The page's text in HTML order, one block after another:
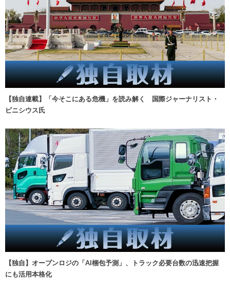
【独自連載】「今そこにある危機」を読み解く 国際ジャーナリスト・
ビニシウス氏
【独自】オープンロジの「AI梱包予測」、トラック必要台数の迅速把握
にも活用本格化